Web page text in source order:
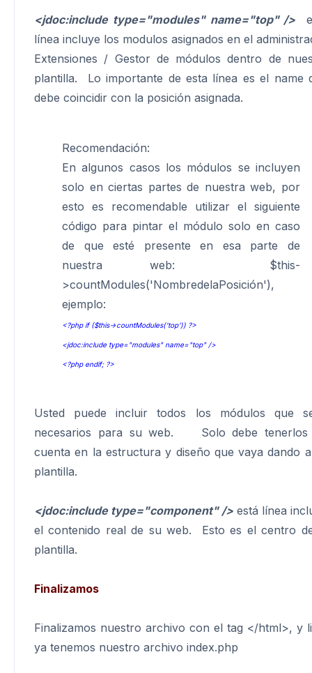
<jdoc:include type="modules" name="top" />
línea incluye los modulos asignados en el
Extensiones / Gestor de módulos dentro de
plantilla. Lo importante de esta línea es el name
debe coincidir con la posición asignada.
Recomendación:
En algunos casos los módulos se incluyen
solo en ciertas partes de nuestra web, por
esto es recomendable utilizar el siguiente
código para pintar el módulo solo en caso
de que esté presente en esa parte de
nuestra web: $this-
>countModules('NombredelaPosición'),
ejemplo:
<?php if ($this->countModules('top')) ?>
<jdoc:include type="modules" name="top" />
<?php endif; ?>
Usted puede incluir todos los módulos que
necesarios para su web. Solo debe tenerlos
cuenta en la estructura y diseño que vaya dando
plantilla.
<jdoc:include type="component" /> está línea
el contenido real de su web. Esto es el centro
plantilla.
Finalizamos
Finalizamos nuestro archivo con el tag </html>, y
ya tenemos nuestro archivo index.php